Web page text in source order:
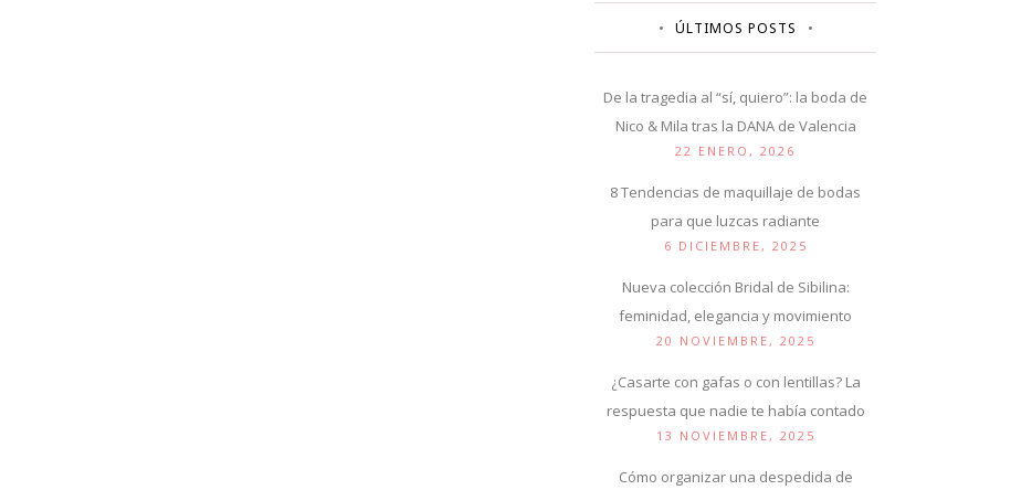
ÚLTIMOS POSTS
De la tragedia al “sí, quiero”: la boda de
Nico & Mila tras la DANA de Valencia
22 ENERO, 2026
8 Tendencias de maquillaje de bodas
para que luzcas radiante
6 DICIEMBRE, 2025
Nueva colección Bridal de Sibilina:
feminidad, elegancia y movimiento
20 NOVIEMBRE, 2025
¿Casarte con gafas o con lentillas? La
respuesta que nadie te había contado
13 NOVIEMBRE, 2025
Cómo organizar una despedida de